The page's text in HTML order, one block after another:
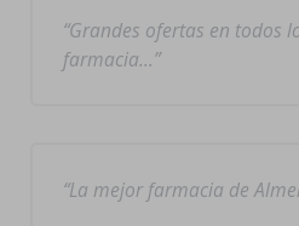
Grandes ofertas en todos
farmacia…
La mejor farmacia de